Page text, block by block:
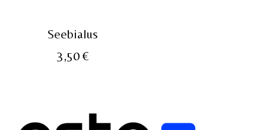
Seebialus
3,50 €